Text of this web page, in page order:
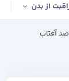
از بدن
ضد آفتاب